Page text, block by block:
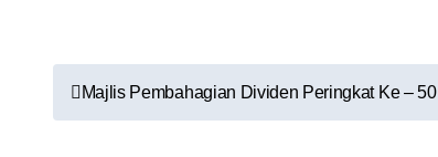
Majlis Pembahagian Dividen Peringkat Ke – 50